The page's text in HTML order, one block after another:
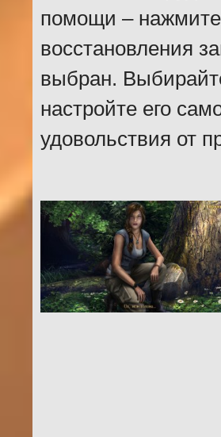
помощи – нажмите
восстановления
выбран.
настройте его
удовольствия от